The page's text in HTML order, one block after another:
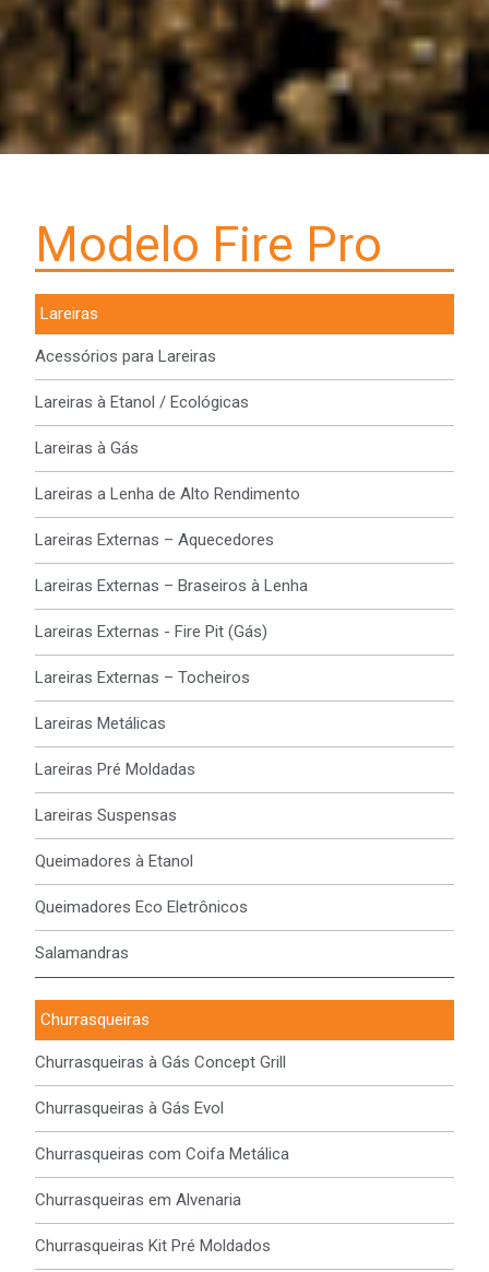
Modelo Fire Pro
Lareiras
Acessórios para Lareiras
Lareiras à Etanol / Ecológicas
Lareiras à Gás
Lareiras a Lenha de Alto Rendimento
Lareiras Externas – Aquecedores
Lareiras Externas – Braseiros à Lenha
Lareiras Externas - Fire Pit (Gás)
Lareiras Externas – Tocheiros
Lareiras Metálicas
Lareiras Pré Moldadas
Lareiras Suspensas
Queimadores à Etanol
Queimadores Eco Eletrônicos
Salamandras
Churrasqueiras
Churrasqueiras à Gás Concept Grill
Churrasqueiras à Gás Evol
Churrasqueiras com Coifa Metálica
Churrasqueiras em Alvenaria
Churrasqueiras Kit Pré Moldados